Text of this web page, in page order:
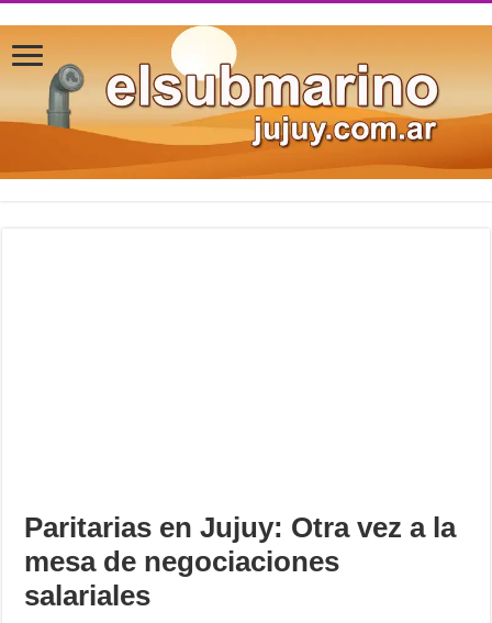
Paritarias en Jujuy: Otra vez a la
mesa de negociaciones
salariales